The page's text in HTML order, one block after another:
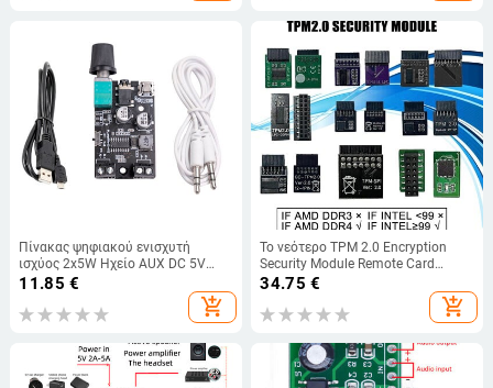
Πίνακας ψηφιακού ενισχυτή
ισχύος 2x5W Ηχείο AUX DC 5V
Dual Channel Stereo Home Music
Ασύρματη μονάδα ήχου AMP
Έλεγχος έντασης ήχου
11.85 €
add_shopping_cart
Το νεότερο TPM 2.0 Encryption
Security Module Remote Card
Supports Version 2.0 12 14 18 20-1
pin Support Motherboard Multi-
brand
34.75 €
add_shopping_cart